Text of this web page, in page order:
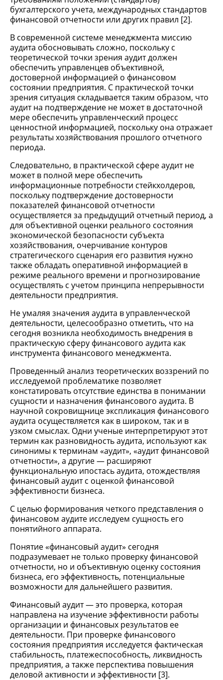
бухгалтерского учета, международных стандартов
финансовой отчетности или других правил [2].
В современной системе менеджмента миссию
аудита обосновывать сложно, поскольку с
теоретической точки зрения аудит должен
обеспечить управленцев объективной,
достоверной информацией о финансовом
состоянии предприятия. С практической точки
зрения ситуация складывается таким образом, что
аудит на подтверждение не может в достаточной
мере обеспечить управленческий процесс
ценностной информацией, поскольку она отражает
результаты хозяйствования прошлого отчетного
периода.
Следовательно, в практической сфере аудит не
может в полной мере обеспечить
информационные потребности стейкхолдеров,
поскольку подтверждение достоверности
показателей финансовой отчетности
осуществляется за предыдущий отчетный период, а
для объективной оценки реального состояния
экономической безопасности субъекта
хозяйствования, очерчивание контуров
стратегического сценария его развития нужно
также обладать оперативной информацией в
режиме реального времени и прогнозирование
осуществлять с учетом принципа непрерывности
деятельности предприятия.
Не умаляя значения аудита в управленческой
деятельности, целесообразно отметить, что на
сегодня возникла необходимость внедрения в
практическую сферу финансового аудита как
инструмента финансового менеджмента.
Проведенный анализ теоретических воззрений по
исследуемой проблематике позволяет
констатировать отсутствие единства в понимании
сущности и назначения финансового аудита. В
научной сокровищнице экспликация финансового
аудита осуществляется как в широком, так и в
узком смыслах. Одни ученые интерпретируют этот
термин как разновидность аудита, используют как
синонимы к терминам «аудит», «аудит финансовой
отчетности», а другие — расширяют
функциональную ипостась аудита, отождествляя
финансовый аудит с оценкой финансовой
эффективности бизнеса.
С целью формирования четкого представления о
финансовом аудите исследуем сущность его
понятийного аппарата.
Понятие «финансовый аудит» сегодня
подразумевает не только проверку финансовой
отчетности, но и объективную оценку состояния
бизнеса, его эффективность, потенциальные
возможности для дальнейшего развития.
Финансовый аудит — это проверка, которая
направлена на изучение эффективности работы
организации и финансовых результатов ее
деятельности. При проверке финансового
состояния предприятия исследуется фактическая
стабильность, платежеспособность, ликвидность
предприятия, а также перспектива повышения
деловой активности и эффективности [3].